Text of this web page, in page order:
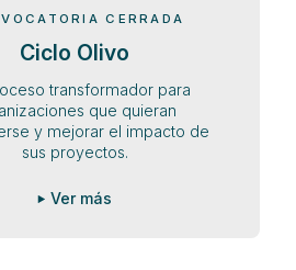
CERRADA
Ciclo Olivo
transformador para
que quieran
y mejorar el impacto de
sus proyectos.
Ver más